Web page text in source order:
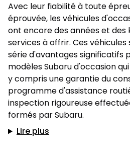
Avec leur fiabilité à toute
éprouvée, les véhicules
ont encore des années et des
services à offrir. Ces
série d'avantages significatifs
modèles Subaru d'occasion
y compris une garantie du
programme d'assistance
inspection rigoureuse
formés par Subaru.
Lire plus